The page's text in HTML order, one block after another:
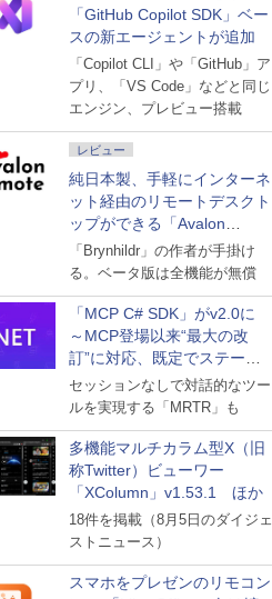
「GitHub Copilot SDK」ベー
スの新エージェントが追加
「Copilot CLI」や「GitHub」ア
プリ、「VS Code」などと同じ
エンジン、プレビュー搭載
レビュー
純日本製、手軽にインターネ
ット経由のリモートデスクト
ップができる「Avalon
remote」
「Brynhildr」の作者が手掛け
る。ベータ版は全機能が無償
「MCP C# SDK」がv2.0に
～MCP登場以来“最大の改
訂”に対応、既定でステート
レスへ
セッションなしで対話的なツー
ルを実現する「MRTR」も
多機能マルチカラム型X（旧
称Twitter）ビューワー
「XColumn」v1.53.1 ほか
18件を掲載（8月5日のダイジェ
ストニュース）
スマホをプレゼンのリモコン